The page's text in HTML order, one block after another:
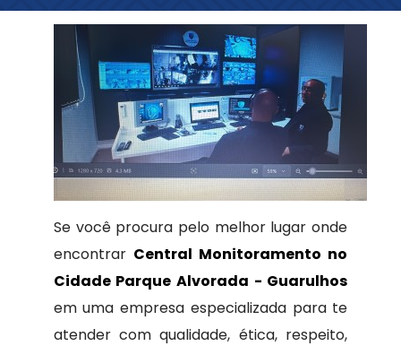
Se você procura pelo melhor lugar onde
encontrar Central Monitoramento no
Cidade Parque Alvorada - Guarulhos
em uma empresa especializada para te
atender com qualidade, ética, respeito,